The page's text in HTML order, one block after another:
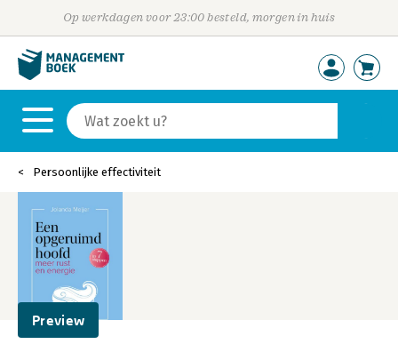
Op werkdagen voor 23:00 besteld, morgen in huis
Persoonlijke effectiviteit
Preview